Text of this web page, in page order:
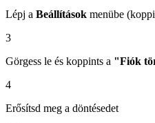
Lépj a Beállítások menübe
3
Görgess le és koppints a "Fiók
4
Erősítsd meg a döntésedet